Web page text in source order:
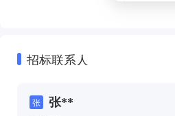
招标联系人
张 张**